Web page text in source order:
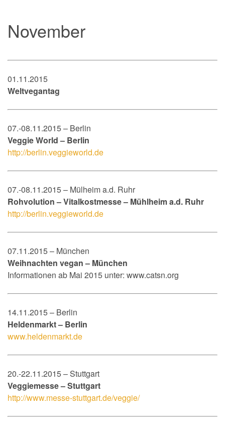
November
01.11.2015
Weltvegantag
07.-08.11.2015 – Berlin
Veggie World – Berlin
http://berlin.veggieworld.de
07.-08.11.2015 – Mülheim a.d. Ruhr
Rohvolution – Vitalkostmesse – Mühlheim a.d. Ruhr
http://berlin.veggieworld.de
07.11.2015 – München
Weihnachten vegan – München
Informationen ab Mai 2015 unter: www.catsn.org
14.11.2015 – Berlin
Heldenmarkt – Berlin
www.heldenmarkt.de
20.-22.11.2015 – Stuttgart
Veggiemesse – Stuttgart
http://www.messe-stuttgart.de/veggie/